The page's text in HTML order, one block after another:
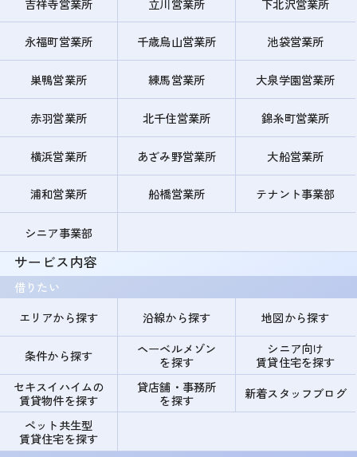
永福町営業所 千歳烏山営業所 池袋営業所
巣鴨営業所 練馬営業所 大泉学園営業所
赤羽営業所 北千住営業所 錦糸町営業所
横浜営業所 あざみ野営業所 大船営業所
浦和営業所 船橋営業所 テナント事業部
シニア事業部
サービス内容
借りたい
エリアから探す
沿線から探す 地図から探す
条件から探す
ヘーベルメゾン
を探す
シニア向け
賃貸住宅を探す
セキスイハイムの
賃貸物件を探す
貸店舗・事務所
を探す
新着スタッフブログ
ペット共生型
賃貸住宅を探す